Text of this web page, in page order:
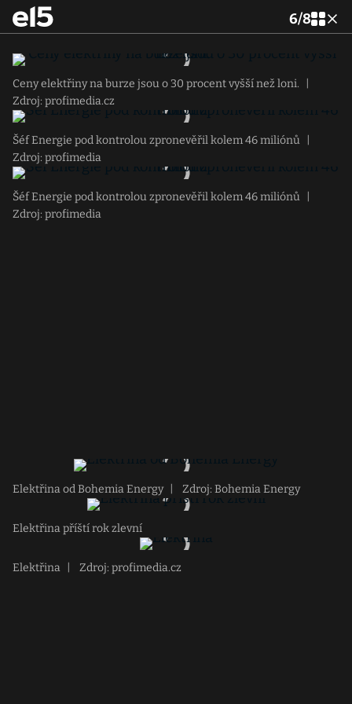
6/8
Ceny elektřiny na burze jsou o 30 procent vyšší než loni.
Zdroj: profimedia.cz
Šéf Energie pod kontrolou zpronevěřil kolem 46 miliónů
Zdroj: profimedia
Šéf Energie pod kontrolou zpronevěřil kolem 46 miliónů
Zdroj: profimedia
Elektřina od Bohemia Energy Zdroj: Bohemia Energy
Elektřina příští rok zlevní
Elektřina Zdroj: profimedia.cz